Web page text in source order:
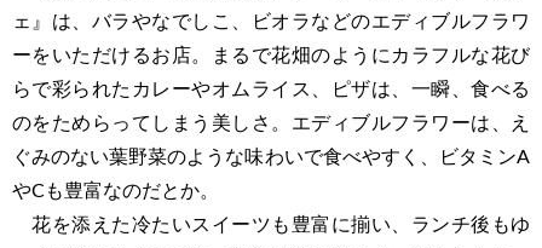
ェ』は、バラやなでしこ、ビオラなどのエディブルフラワ
ーをいただけるお店。まるで花畑のようにカラフルな花び
らで彩られたカレーやオムライス、ピザは、一瞬、食べる
のをためらってしまう美しさ。エディブルフラワーは、え
ぐみのない葉野菜のような味わいで食べやすく、ビタミンA
やCも豊富なのだとか。
花を添えた冷たいスイーツも豊富に揃い、ランチ後もゆ